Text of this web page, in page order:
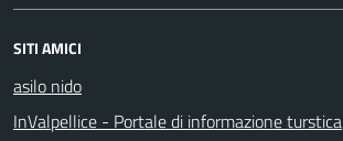
SITI AMICI
asilo nido
InValpellice - Portale di informazione turstica